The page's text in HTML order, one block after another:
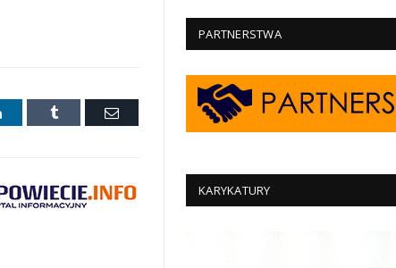
LinkedIn Tumblr
E-
PARTNERSTWA
KARYKATURY